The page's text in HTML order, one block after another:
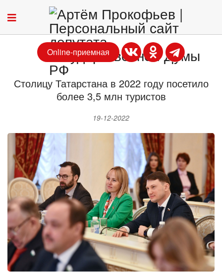
Online-приемная
Столицу Татарстана в 2022 году посетило
более 3,5 млн туристов
19-12-2022